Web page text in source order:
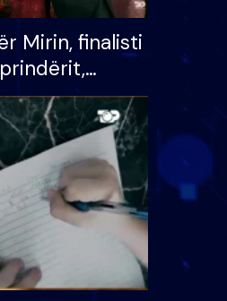
Mirin, finalisti
letër divorci